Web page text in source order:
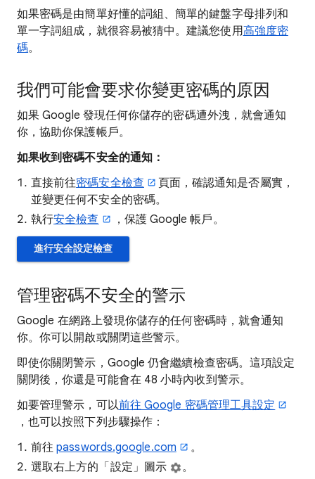
如果密碼是由簡單好懂的詞組、簡單的鍵盤字母排列和
單一字詞組成，就很容易被猜中。建議您使用高強度密
碼。
我們可能會要求你變更密碼的原因
如果 Google 發現任何你儲存的密碼遭外洩，就會通知
你，協助你保護帳戶。
如果收到密碼不安全的通知：
直接前往密碼安全檢查
頁面，確認通知是否屬實，
並變更任何不安全的密碼。
執行安全檢查 ，保護 Google 帳戶。
進行安全設定檢查
管理密碼不安全的警示
Google 在網路上發現你儲存的任何密碼時，就會通知
你。你可以開啟或關閉這些警示。
即使你關閉警示，Google 仍會繼續檢查密碼。這項設定
關閉後，你還是可能會在 48 小時內收到警示。
如要管理警示，可以前往 Google 密碼管理工具設定
，也可以按照下列步驟操作：
前往passwords.google.com
。
選取右上方的「設定」圖示
。